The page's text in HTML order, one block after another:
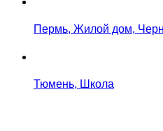
Пермь, Жилой дом,
Тюмень, Школа